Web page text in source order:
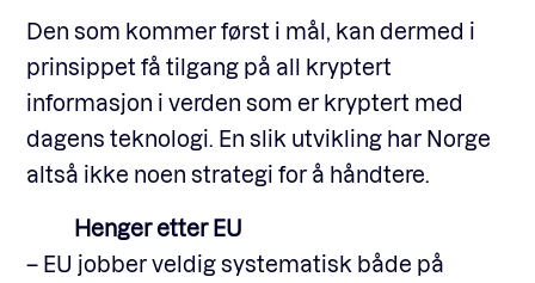
Den som kommer først i mål, kan dermed i
prinsippet få tilgang på all kryptert
informasjon i verden som er kryptert med
dagens teknologi. En slik utvikling har Norge
altså ikke noen strategi for å håndtere.
Henger etter EU
– EU jobber veldig systematisk både på